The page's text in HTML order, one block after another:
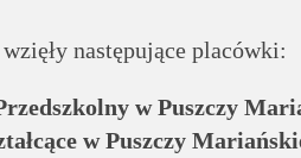
Bartnikach
następujące placówki:
w Puszczy
w Puszczy